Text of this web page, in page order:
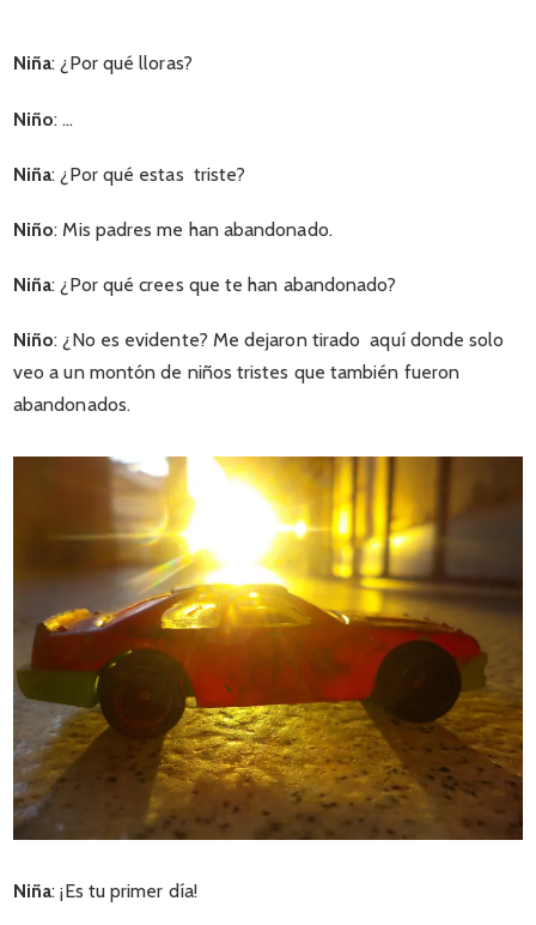
Niña: ¿Por qué lloras?
Niño: …
Niña: ¿Por qué estas triste?
Niño: Mis padres me han abandonado.
Niña: ¿Por qué crees que te han abandonado?
Niño: ¿No es evidente? Me dejaron tirado aquí donde solo
veo a un montón de niños tristes que también fueron
abandonados.
Niña: ¡Es tu primer día!